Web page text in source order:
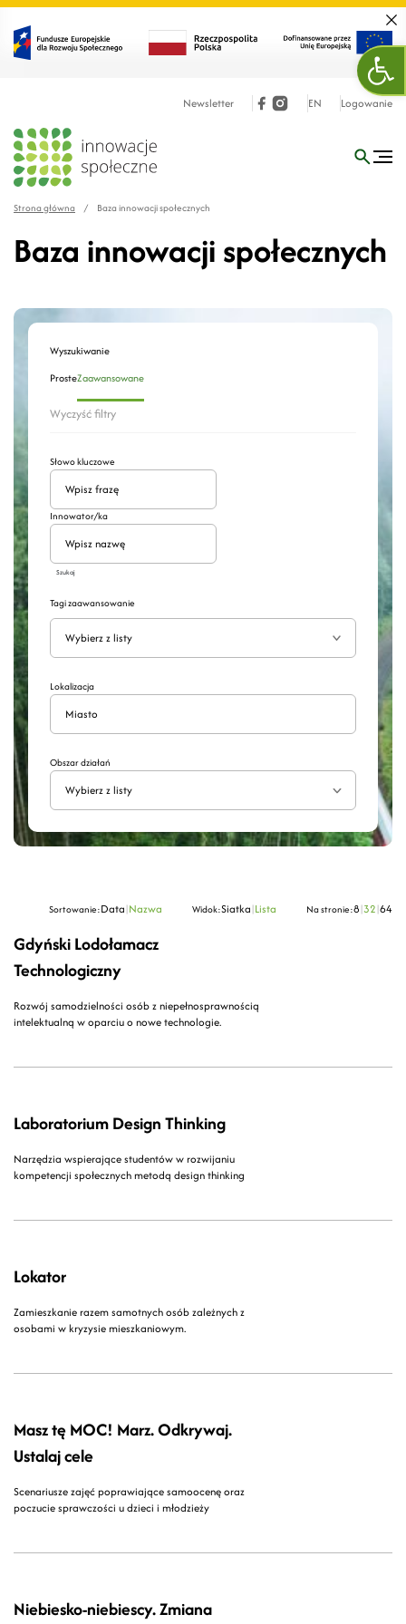
Newsletter EN Logowanie
Strona główna / Baza innowacji społecznych
Baza innowacji społecznych
Wyszukiwanie
ProsteZaawansowane
Wyczyść filtry
Słowo kluczowe
Innowator/ka
Szukaj
Tagi zaawansowanie
Wyszukaj Rozwiń
Lokalizacja
Obszar działań
Wybierz z listy
Sortowanie:Data|Nazwa Widok:Siatka|Lista Na stronie:8|32|64
Gdyński Lodołamacz
Technologiczny
Rozwój samodzielności osób z niepełnosprawnością
intelektualną w oparciu o nowe technologie.
Laboratorium Design Thinking
Narzędzia wspierające studentów w rozwijaniu
kompetencji społecznych metodą design thinking
Lokator
Zamieszkanie razem samotnych osób zależnych z
osobami w kryzysie mieszkaniowym.
Masz tę MOC! Marz. Odkrywaj.
Ustalaj cele
Scenariusze zajęć poprawiające samoocenę oraz
poczucie sprawczości u dzieci i młodzieży
Niebiesko-niebiescy. Zmiana